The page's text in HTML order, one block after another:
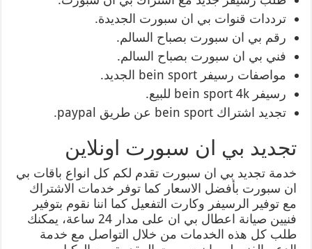
ترددات قنوات بي ان سبورت الجديدة.
رقم بي ان سبورت بصباح السالم.
فني بي ان سبورت بصباح السالم.
مواصفات رسيفر bein sport الجديد.
رسيفر bein sport 4k للبيع.
تجديد اشتراك bein sport عن طريق paypal.
تجديد بي ان سبورت اونلاين
خدمة تجديد بي ان سبورت تقدم لكم كل انواع باقات بي
ان سبورت بأفضل الاسعار كما توفر خدمات الاشتراك
مع توفير الرسيفر وكارت التفعيل كما اننا نقوم بتوفير
فنيين صيانة اعطال بي ان على مدار 24 ساعة، يمكنك
طلب كل هذه الخدمات من خلال التواصل مع خدمة